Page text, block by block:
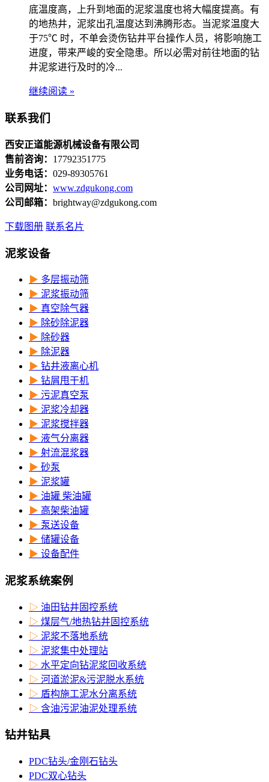
底温度高，上升到地面的泥浆温度也将大幅度提高。有
的地热井，泥浆出孔温度达到沸腾形态。当泥浆温度大
于75℃ 时，不单会烫伤钻井平台操作人员，将影响施工
进度，带来严峻的安全隐患。所以必需对前往地面的钻
井泥浆进行及时的冷...
继续阅读 »
联系我们
西安正道能源机械设备有限公司
售前咨询： 17792351775
业务电话： 029-89305761
公司网址： www.zdgukong.com
公司邮箱： brightway@zdgukong.com
下载图册 联系名片
泥浆设备
▶ 多层振动筛
▶ 泥浆振动筛
▶ 真空除气器
▶ 除砂除泥器
▶ 除砂器
▶ 除泥器
▶ 钻井液离心机
▶ 钻屑甩干机
▶ 污泥真空泵
▶ 泥浆冷却器
▶ 泥浆搅拌器
▶ 液气分离器
▶ 射流混浆器
▶ 砂泵
▶ 泥浆罐
▶ 油罐 柴油罐
▶ 高架柴油罐
▶ 泵送设备
▶ 储罐设备
▶ 设备配件
泥浆系统案例
▷ 油田钻井固控系统
▷ 煤层气/地热钻井固控系统
▷ 泥浆不落地系统
▷ 泥浆集中处理站
▷ 水平定向钻泥浆回收系统
▷ 河道淤泥&污泥脱水系统
▷ 盾构施工泥水分离系统
▷ 含油污泥油泥处理系统
钻井钻具
PDC钻头/金刚石钻头
PDC双心钻头